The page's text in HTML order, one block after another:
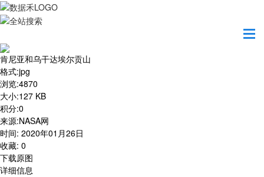
肯尼亚和乌干达埃尔贡山
格式:jpg
浏览:4870
大小:127 KB
积分:0
来源:NASA网
时间: 2020年01月26日
收藏: 0
下载原图
详细信息